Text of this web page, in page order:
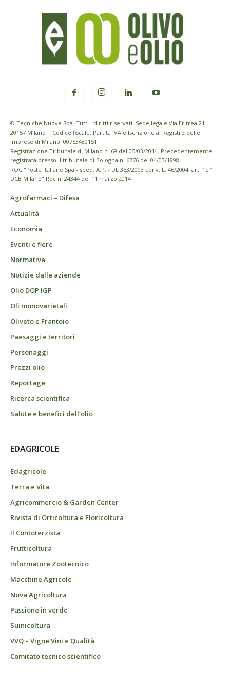
© Tecniche Nuove Spa. Tutti i diritti riservati. Sede legale Via Eritrea 21 -
20157 Milano | Codice fiscale, Partita IVA e Iscrizione al Registro delle
imprese di Milano: 00753480151
Registrazione Tribunale di Milano n. 69 del 05/03/2014. Precedentemente
registrata presso il tribunale di Bologna n. 6776 del 04/03/1998
ROC "Poste italiane Spa - sped. A.P. - DL 353/2003 conv. L. 46/2004, art. 1c.1:
DCB Milano" Roc n. 24344 del 11 marzo 2014
Agrofarmaci – Difesa
Attualità
Economia
Eventi e fiere
Normativa
Notizie dalle aziende
Olio DOP IGP
Oli monovarietali
Oliveto e Frantoio
Paesaggi e territori
Personaggi
Prezzi olio
Reportage
Ricerca scientifica
Salute e benefici dell’olio
EDAGRICOLE
Edagricole
Terra e Vita
Agricommercio & Garden Center
Rivista di Orticoltura e Floricoltura
Il Contoterzista
Frutticoltura
Informatore Zootecnico
Macchine Agricole
Nova Agricoltura
Passione in verde
Suinicoltura
VVQ – Vigne Vini e Qualità
Comitato tecnico scientifico